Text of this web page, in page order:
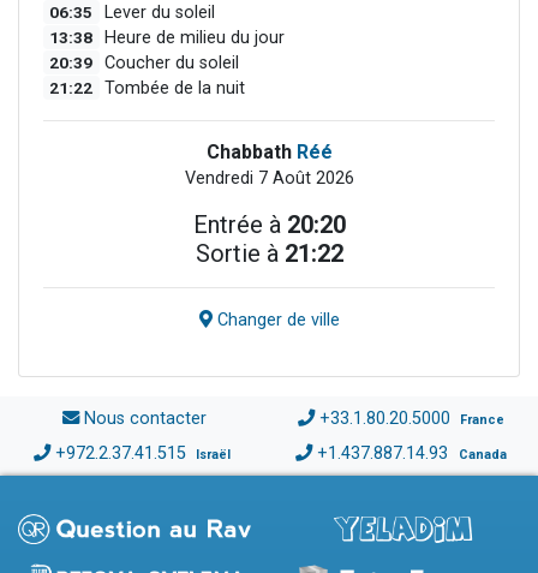
06:35 Lever du soleil
13:38 Heure de milieu du jour
20:39 Coucher du soleil
21:22 Tombée de la nuit
Chabbath Réé
Vendredi 7 Août 2026
Entrée à 20:20
Sortie à 21:22
Changer de ville
Nous contacter +33.1.80.20.5000 France
+972.2.37.41.515 Israël +1.437.887.14.93 Canada